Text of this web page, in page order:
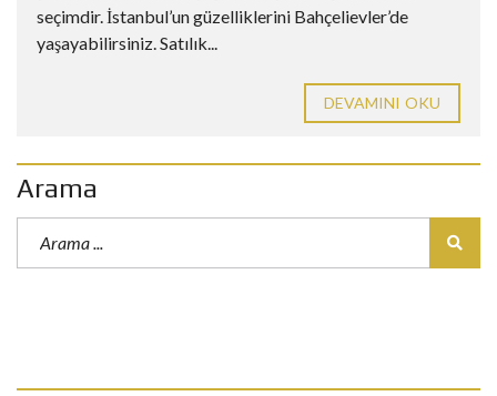
seçimdir. İstanbul’un güzelliklerini Bahçelievler’de
yaşayabilirsiniz. Satılık...
DEVAMINI OKU
Arama